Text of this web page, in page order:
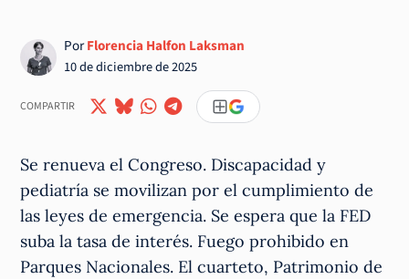
PorFlorencia Halfon Laksman
10 de diciembre de 2025
COMPARTIR
Se renueva el Congreso. Discapacidad y
pediatría se movilizan por el cumplimiento de
las leyes de emergencia. Se espera que la FED
suba la tasa de interés. Fuego prohibido en
Parques Nacionales. El cuarteto, Patrimonio de